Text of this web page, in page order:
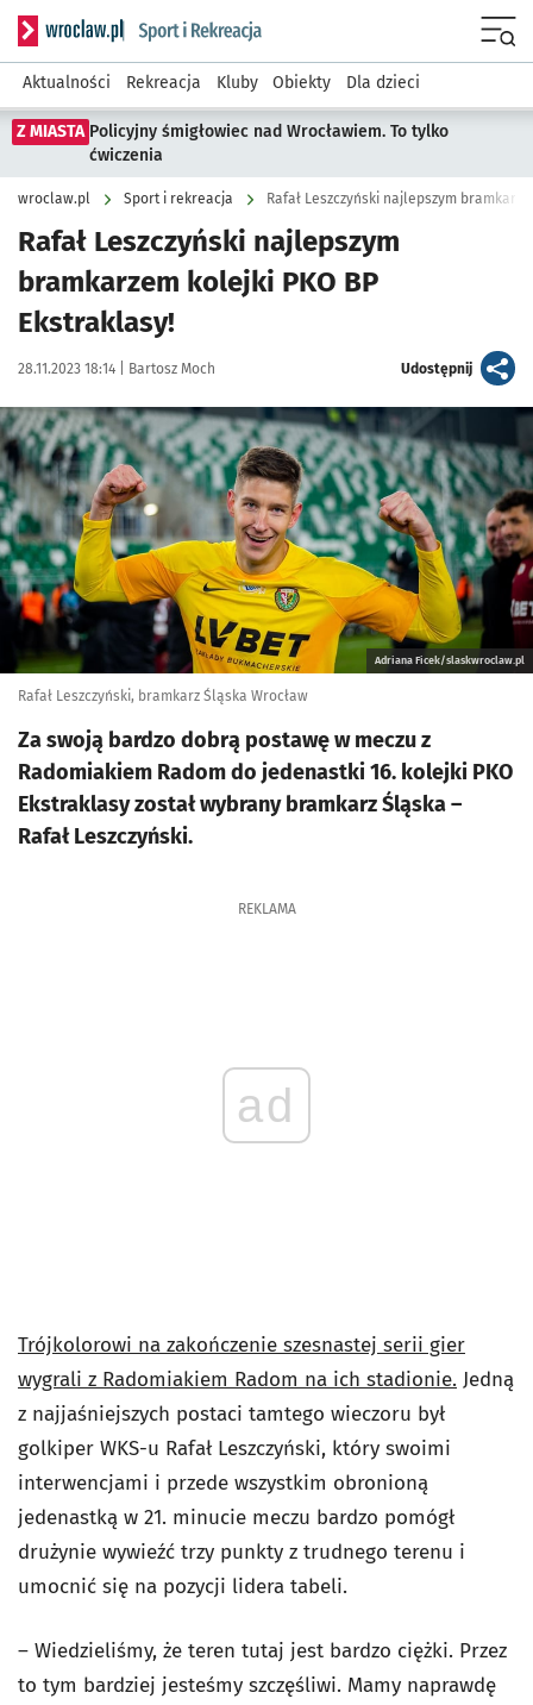
Serwis informacyjny wroclaw.pl podserwis: Sport i rekreacja
Aktualności Rekreacja Kluby Obiekty Dla dzieci
Z MIASTA Policyjny śmigłowiec nad Wrocławiem. To tylko
ćwiczenia
wroclaw.pl Sport i rekreacja Rafał Leszczyński najlepszym
Rafał Leszczyński najlepszym
bramkarzem kolejki PKO BP
Ekstraklasy!
Data publikacji:
28.11.2023 18:14 | Autor:
Bartosz Moch Udostępnijartykuł
Kliknij, aby powiększyć
Adriana Ficek/slaskwroclaw.pl
Rafał Leszczyński, bramkarz Śląska Wrocław
Za swoją bardzo dobrą postawę w meczu z
Radomiakiem Radom do jedenastki 16. kolejki PKO
Ekstraklasy został wybrany bramkarz Śląska –
Rafał Leszczyński.
REKLAMA
ad
Trójkolorowi na zakończenie szesnastej serii gier
wygrali z Radomiakiem Radom na ich stadionie. Jedną
z najjaśniejszych postaci tamtego wieczoru był
golkiper WKS-u Rafał Leszczyński, który swoimi
interwencjami i przede wszystkim obronioną
jedenastką w 21. minucie meczu bardzo pomógł
drużynie wywieźć trzy punkty z trudnego terenu i
umocnić się na pozycji lidera tabeli.
– Wiedzieliśmy, że teren tutaj jest bardzo ciężki. Przez
to tym bardziej jesteśmy szczęśliwi. Mamy naprawdę